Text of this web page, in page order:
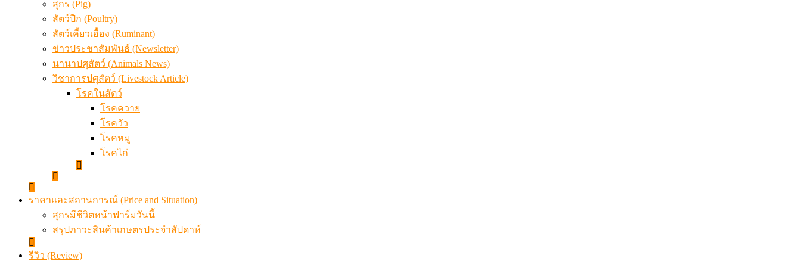
สุกร (Pig)
สัตว์ปีก (Poultry)
สัตว์เคี้ยวเอื้อง (Ruminant)
ข่าวประชาสัมพันธ์ (Newsletter)
นานาปศุสัตว์ (Animals News)
วิชาการปศุสัตว์ (Livestock Article)
โรคในสัตว์
โรคควาย
โรควัว
โรคหมู
โรคไก่
ราคาและสถานการณ์ (Price and Situation)
สุกรมีชีวิตหน้าฟาร์มวันนี้
สรุปภาวะสินค้าเกษตรประจำสัปดาห์
รีวิว (Review)